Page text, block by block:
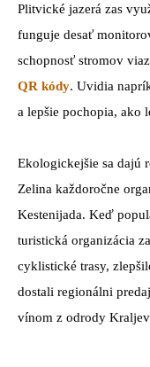
Plitvické jazerá zas
funguje desať
schopnosť stromov
QR kódy. Uvidia
a lepšie pochopia, ako
Ekologickejšie sa dajú
Zelina každoročne
Kestenijada. Keď
turistická organizácia
cyklistické trasy,
dostali regionálni
vínom z odrody